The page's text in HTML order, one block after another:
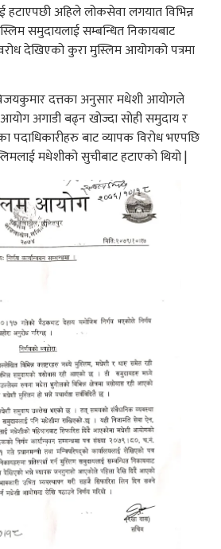
हटाएपछी अहिले लोकसेवा लगयात विभिन्न
समुदायलाई सम्बन्धित निकायबाट
देखिएको कुरा मुस्लिम आयोगको पत्रमा
दत्तका अनुसार मधेशी आयोगले
अगाडी बढ्न खोज्दा सोही समुदाय र
बाट व्यापक विरोध भएपछि
मधेशीको सुचीबाट हटाएको थियो |